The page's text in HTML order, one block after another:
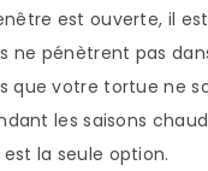
est ouverte, il
ne pénètrent pas
que votre tortue ne
les saisons
est la seule option.